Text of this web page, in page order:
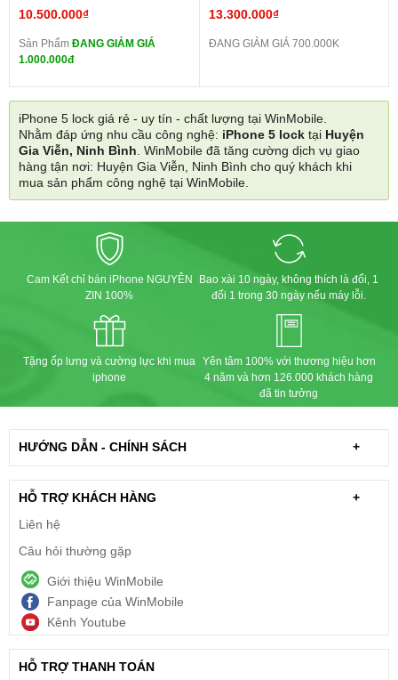
10.500.000₫
Sản Phẩm ĐANG GIẢM GIÁ
1.000.000đ
13.300.000₫
ĐANG GIẢM GIÁ 700.000K
iPhone 5 lock giá rẻ - uy tín - chất lượng tại WinMobile.
Nhằm đáp ứng nhu cầu công nghệ: iPhone 5 lock tại Huyện
Gia Viễn, Ninh Bình. WinMobile đã tăng cường dịch vụ giao
hàng tận nơi: Huyện Gia Viễn, Ninh Bình cho quý khách khi
mua sản phẩm công nghệ tại WinMobile.
Cam Kết chỉ bán iPhone NGUYÊN
ZIN 100%
Bao xài 10 ngày, không thích là đổi, 1
đổi 1 trong 30 ngày nếu máy lỗi.
Tặng ốp lưng và cường lực khi mua
iphone
Yên tâm 100% với thương hiệu hơn
4 năm và hơn 126.000 khách hàng
đã tin tưởng
HƯỚNG DẪN - CHÍNH SÁCH +
HỖ TRỢ KHÁCH HÀNG
+
Liên hệ
Câu hỏi thường gặp
Giới thiệu WinMobile
Fanpage của WinMobile
Kênh Youtube
HỖ TRỢ THANH TOÁN